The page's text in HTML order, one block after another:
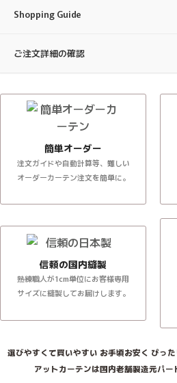
Shopping Guide
ご注文詳細の確認
簡単オーダー
注文ガイドや自動計算等、難しい
オーダーカーテン注文を簡単に。
信頼の国内縫製
熟練職人が1cm単位にお客様専用
サイズに縫製してお届けします。
選びやすくて買いやすい お手頃お安く ぴっ
アットカーテンは国内老舗製造元パー